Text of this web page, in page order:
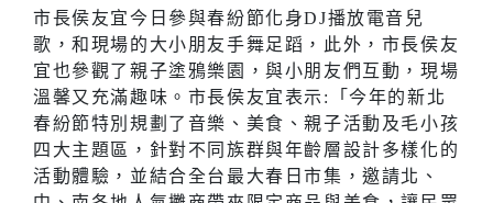
市長侯友宜今日參與春紛節化身DJ播放電音兒
歌，和現場的大小朋友手舞足蹈，此外，市長侯友
宜也參觀了親子塗鴉樂園，與小朋友們互動，現場
溫馨又充滿趣味。市長侯友宜表示:「今年的新北
春紛節特別規劃了音樂、美食、親子活動及毛小孩
四大主題區，針對不同族群與年齡層設計多樣化的
活動體驗，並結合全台最大春日市集，邀請北、